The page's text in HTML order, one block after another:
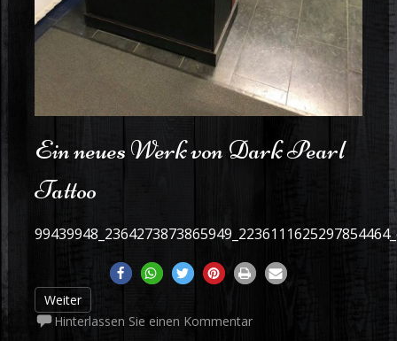
Ein neues Werk von Dark Pearl
Tattoo
Weiter
Hinterlassen Sie einen Kommentar